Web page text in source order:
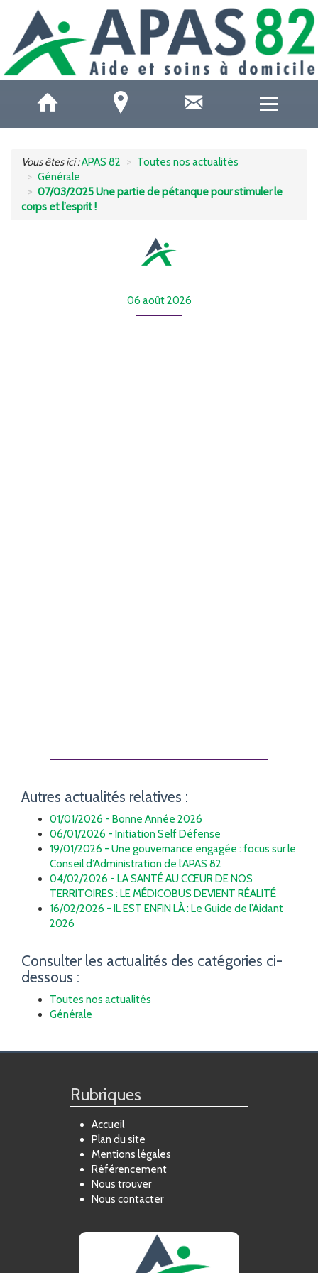
ACCUEILS DE JOUR
AIDE À DOMICILE
AIDE AUX AIDANTS
Vous êtes ici :APAS 82
Toutes nos actualités
Générale
07/03/2025 Une partie de pétanque pour stimuler le
corps et l’esprit !
06 août 2026
Autres actualités relatives :
01/01/2026 - Bonne Année 2026
06/01/2026 - Initiation Self Défense
19/01/2026 - Une gouvernance engagée : focus sur le
Conseil d’Administration de l’APAS 82
04/02/2026 - LA SANTÉ AU CŒUR DE NOS
TERRITOIRES : LE MÉDICOBUS DEVIENT RÉALITÉ
16/02/2026 - IL EST ENFIN LÀ : Le Guide de l’Aidant
2026
Consulter les actualités des catégories ci-
dessous :
Toutes nos actualités
Générale
Rubriques
Accueil
Plan du site
Mentions légales
Référencement
Nous trouver
Nous contacter